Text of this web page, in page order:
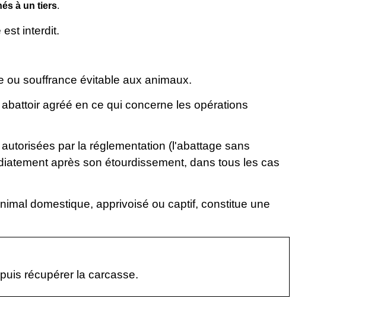
à un tiers.
interdit.
ou souffrance évitable aux animaux.
agréé en ce qui concerne les opérations
par la réglementation (l'abattage sans
après son étourdissement, dans tous les cas
domestique, apprivoisé ou captif, constitue une
récupérer la carcasse.